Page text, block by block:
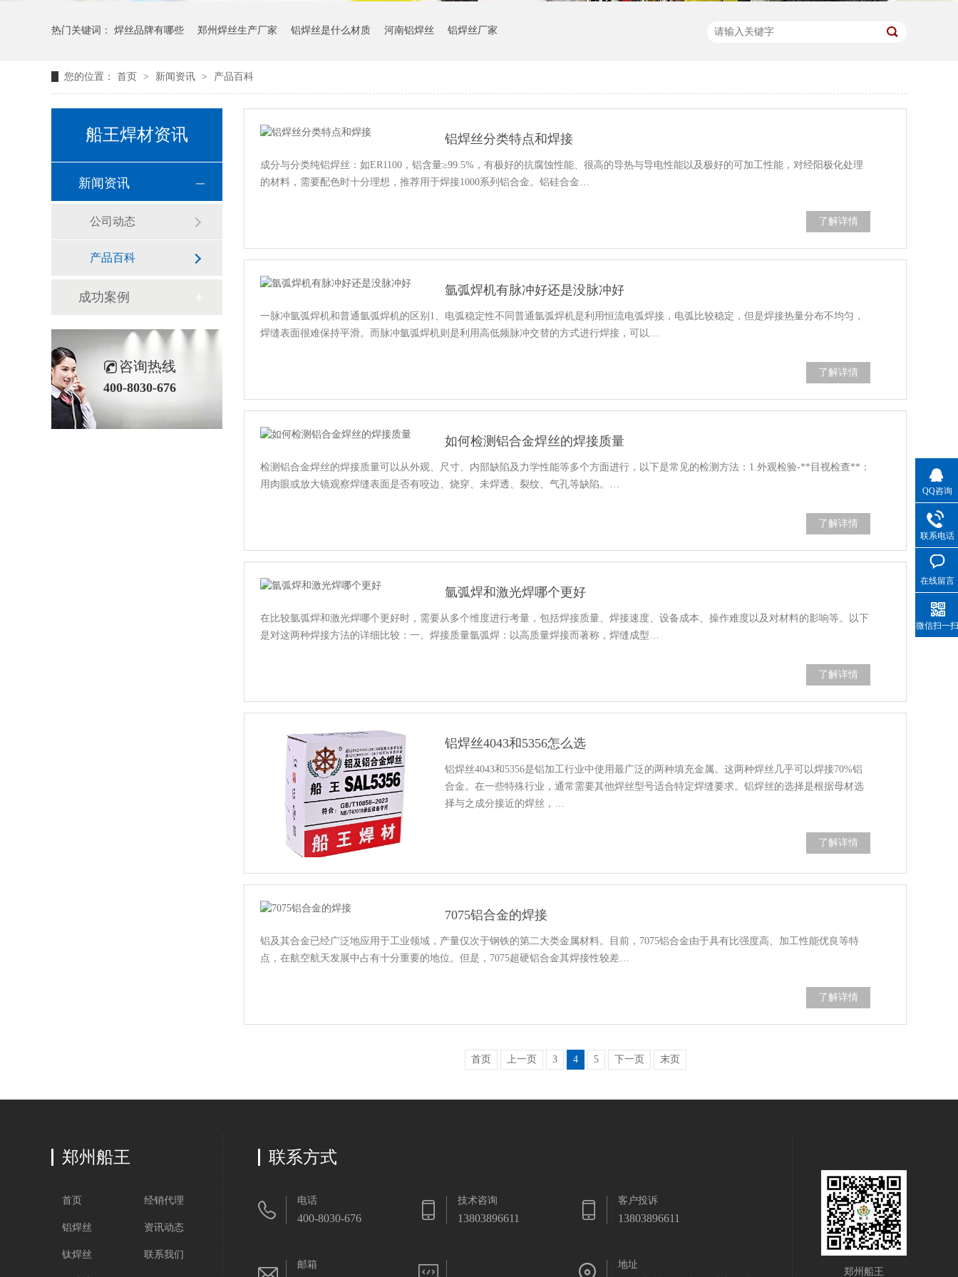
热门关键词： 焊丝品牌有哪些 郑州焊丝生产厂家 铝焊丝是什么材质 河南铝焊丝 铝焊丝厂家
您的位置： 首页 > 新闻资讯 > 产品百科
船王焊材资讯
新闻资讯
公司动态
产品百科
成功案例
咨询热线
400-8030-676
铝焊丝分类特点和焊接
成分与分类纯铝焊丝：如ER1100，铝含量≥99.5%，有极好的抗腐蚀性能、很高的导热与导电性能以及极好的可加工性能，对经阳极化处理
的材料，需要配色时十分理想，推荐用于焊接1000系列铝合金。铝硅合金…
了解详情
氩弧焊机有脉冲好还是没脉冲好
一脉冲氩弧焊机和普通氩弧焊机的区别1、电弧稳定性不同普通氩弧焊机是利用恒流电弧焊接，电弧比较稳定，但是焊接热量分布不均匀，
焊缝表面很难保持平滑。而脉冲氩弧焊机则是利用高低频脉冲交替的方式进行焊接，可以…
了解详情
如何检测铝合金焊丝的焊接质量
检测铝合金焊丝的焊接质量可以从外观、尺寸、内部缺陷及力学性能等多个方面进行，以下是常见的检测方法：1.外观检验-**目视检查**：
用肉眼或放大镜观察焊缝表面是否有咬边、烧穿、未焊透、裂纹、气孔等缺陷。…
了解详情
氩弧焊和激光焊哪个更好
在比较氩弧焊和激光焊哪个更好时，需要从多个维度进行考量，包括焊接质量、焊接速度、设备成本、操作难度以及对材料的影响等。以下
是对这两种焊接方法的详细比较：一、焊接质量氩弧焊：以高质量焊接而著称，焊缝成型…
了解详情
铝焊丝4043和5356怎么选
铝焊丝4043和5356是铝加工行业中使用最广泛的两种填充金属。这两种焊丝几乎可以焊接70%铝
合金。在一些特殊行业，通常需要其他焊丝型号适合特定焊缝要求。铝焊丝的选择是根据母材选
择与之成分接近的焊丝，…
了解详情
7075铝合金的焊接
铝及其合金已经广泛地应用于工业领域，产量仅次于钢铁的第二大类金属材料。目前，7075铝合金由于具有比强度高、加工性能优良等特
点，在航空航天发展中占有十分重要的地位。但是，7075超硬铝合金其焊接性较差…
了解详情
首页 上一页 3 4 5 下一页 末页
郑州船王
首页 经销代理
铝焊丝 资讯动态
钛焊丝 联系我们
联系方式
电话
400-8030-676
技术咨询
13803896611
客户投诉
13803896611
邮箱 地址
郑州船王
QQ咨询
联系电话
在线留言
微信扫一扫